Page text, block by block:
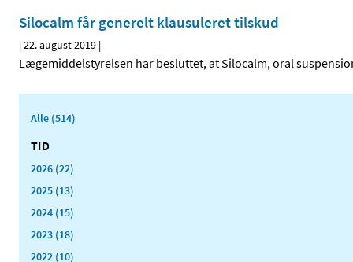
Silocalm får generelt klausuleret tilskud
|22. august 2019 |
Lægemiddelstyrelsen har besluttet, at Silocalm, oral
Alle (514)
TID
2026 (22)
2025 (13)
2024 (15)
2023 (18)
2022 (10)